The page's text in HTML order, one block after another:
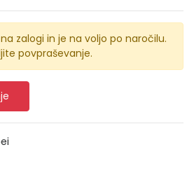
zalogi in je na voljo po naročilu.
povpraševanje.